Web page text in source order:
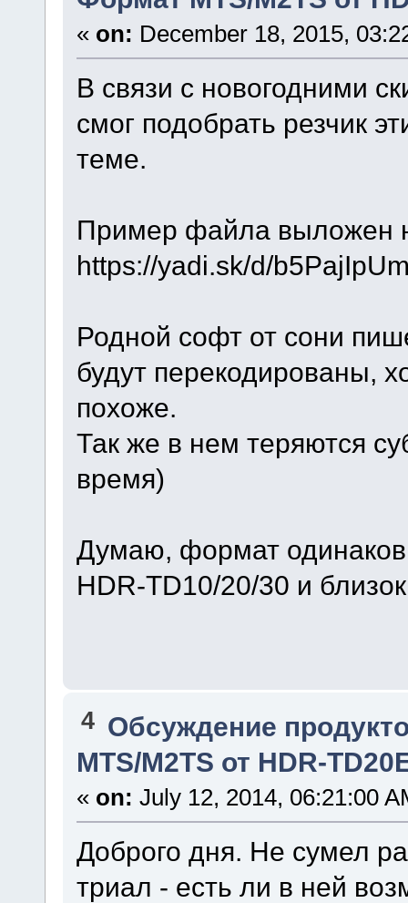
« on: December 18, 2015,
В связи с новогодними
смог подобрать резчик
теме.
Пример файла выложен
https://yadi.sk/d/
Родной софт от сони
будут перекодированы,
похоже.
Так же в нем теряются
время)
Думаю, формат одинаков
HDR-TD10/20/30 и
4 Обсуждение
MTS/M2TS от HDR-
« on: July 12, 2014, 06:21:00
Доброго дня. Не сумел
триал - есть ли в ней